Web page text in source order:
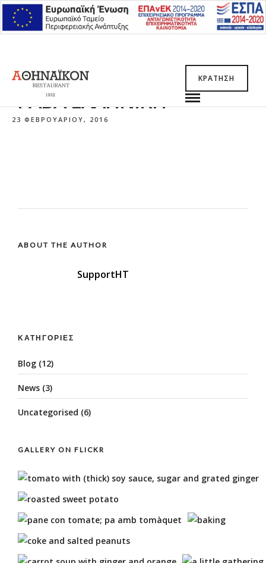
ΚΡΆΤΗΣΗ
ΦΆΒΑ ΕΛΛΗΝΙΚΉ
23 ΦΕΒΡΟΥΑΡΊΟΥ, 2016
ABOUT THE AUTHOR
SupportHT
ΚΑΤΗΓΟΡΊΕΣ
Blog (12)
News (3)
Uncategorised (6)
GALLERY ON FLICKR